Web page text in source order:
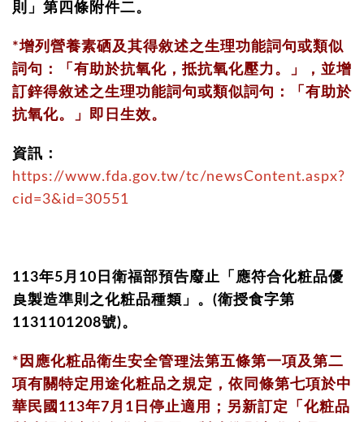
則」第四條附件二。
*增列營養素硒及其得敘述之生理功能詞句或類似
詞句：「有助於抗氧化，抵抗氧化壓力。」，並增
訂鋅得敘述之生理功能詞句或類似詞句：「有助於
抗氧化。」即日生效。
資訊：
https://www.fda.gov.tw/tc/newsContent.aspx?
cid=3&id=30551
113年5月10日衛福部預告廢止「應符合化粧品優
良製造準則之化粧品種類」。(衛授食字第
1131101208號)。
*因應化粧品衛生安全管理法第五條第一項及第二
項有關特定用途化粧品之規定，依同條第七項於中
華民國113年7月1日停止適用；另新訂定「化粧品